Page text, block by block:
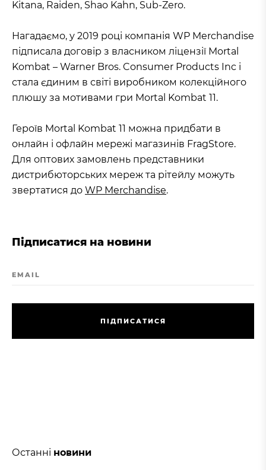
Kitana, Raiden, Shao Kahn, Sub-Zero.
Нагадаємо, у 2019 році компанія WP Merchandise
підписала договір з власником ліцензії Mortal
Kombat – Warner Bros. Consumer Products Inc і
стала єдиним в світі виробником колекційного
плюшу за мотивами гри Mortal Kombat 11.
Героїв Mortal Kombat 11 можна придбати в
онлайн і офлайн мережі магазинів FragStore.
Для оптових замовлень представники
дистрибюторських мереж та рітейлу можуть
звертатися до WP Merchandise.
Підписатися на новини
EMAIL
П І ДП ИСАТИСЯ
Останні новини